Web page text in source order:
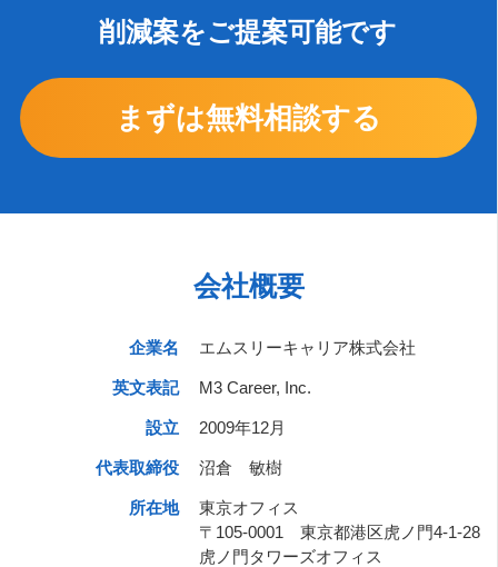
削減案をご提案可能です
まずは無料相談する
会社概要
企業名 エムスリーキャリア株式会社
英文表記 M3 Career, Inc.
設立 2009年12月
代表取締役 沼倉 敏樹
所在地
東京オフィス
〒105-0001 東京都港区虎ノ門4-1-28
虎ノ門タワーズオフィス